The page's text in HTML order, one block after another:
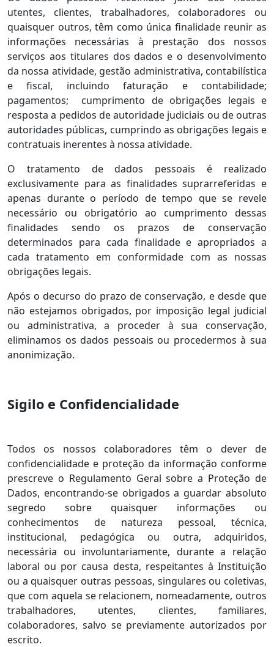
utentes, clientes, trabalhadores, colaboradores ou
quaisquer outros, têm como única finalidade reunir as
informações necessárias à prestação dos nossos
serviços aos titulares dos dados e o desenvolvimento
da nossa atividade, gestão administrativa, contabilística
e fiscal, incluindo faturação e contabilidade;
pagamentos; cumprimento de obrigações legais e
resposta a pedidos de autoridade judiciais ou de outras
autoridades públicas, cumprindo as obrigações legais e
contratuais inerentes à nossa atividade.
O tratamento de dados pessoais é realizado
exclusivamente para as finalidades suprarreferidas e
apenas durante o período de tempo que se revele
necessário ou obrigatório ao cumprimento dessas
finalidades sendo os prazos de conservação
determinados para cada finalidade e apropriados a
cada tratamento em conformidade com as nossas
obrigações legais.
Após o decurso do prazo de conservação, e desde que
não estejamos obrigados, por imposição legal judicial
ou administrativa, a proceder à sua conservação,
eliminamos os dados pessoais ou procedermos à sua
anonimização.
Sigilo e Confidencialidade
Todos os nossos colaboradores têm o dever de
confidencialidade e proteção da informação conforme
prescreve o Regulamento Geral sobre a Proteção de
Dados, encontrando-se obrigados a guardar absoluto
segredo sobre quaisquer informações ou
conhecimentos de natureza pessoal, técnica,
institucional, pedagógica ou outra, adquiridos,
necessária ou involuntariamente, durante a relação
laboral ou por causa desta, respeitantes à Instituição
ou a quaisquer outras pessoas, singulares ou coletivas,
que com aquela se relacionem, nomeadamente, outros
trabalhadores, utentes, clientes, familiares,
colaboradores, salvo se previamente autorizados por
escrito.